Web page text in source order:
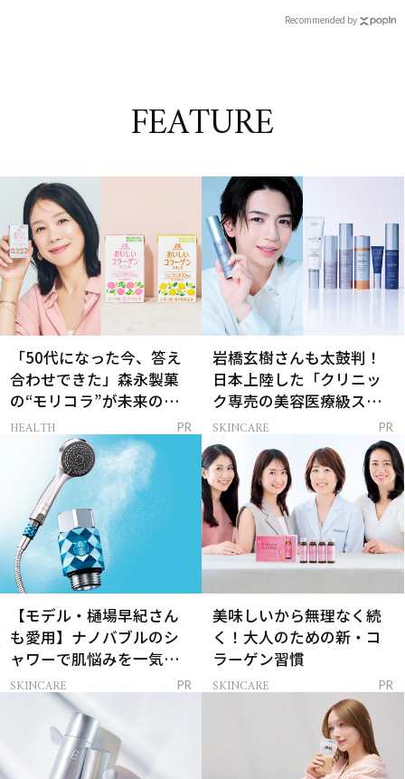
Recommended by
FEATURE
「50代になった今、答え
合わせできた」森永製菓
の“モリコラ”が未来のキ
レイを連れてくる！
HEALTH PR
岩橋玄樹さんも太鼓判！
日本上陸した「クリニッ
ク専売の美容医療級スキ
ンケア」
SKINCARE PR
【モデル・樋場早紀さん
も愛用】ナノバブルのシ
ャワーで肌悩みを一気に
解決
SKINCARE PR
美味しいから無理なく続
く！大人のための新・コ
ラーゲン習慣
SKINCARE PR